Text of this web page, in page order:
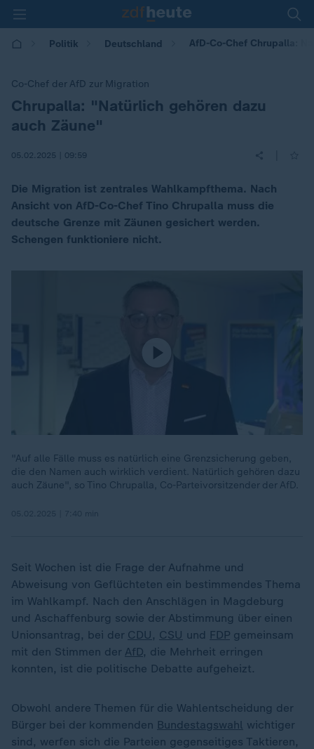
Politik Deutschland AfD-Co-Chef Chrupalla:
Co-Chef der AfD zur Migration
:
Chrupalla: "Natürlich gehören dazu
auch Zäune"
05.02.2025 | 09:59
Die Migration ist zentrales Wahlkampfthema. Nach
Ansicht von AfD-Co-Chef Tino Chrupalla muss die
deutsche Grenze mit Zäunen gesichert werden.
Schengen funktioniere nicht.
"Auf alle Fälle muss es natürlich eine Grenzsicherung geben,
die den Namen auch wirklich verdient. Natürlich gehören dazu
auch Zäune", so Tino Chrupalla, Co-Parteivorsitzender der AfD.
Seit Wochen ist die Frage der Aufnahme und
Abweisung von Geflüchteten ein bestimmendes Thema
im Wahlkampf. Nach den Anschlägen in Magdeburg
und Aschaffenburg sowie der Abstimmung über einen
Unionsantrag, bei der CDU , CSU und FDP gemeinsam
mit den Stimmen der AfD, die Mehrheit erringen
konnten, ist die politische Debatte aufgeheizt.
Obwohl andere Themen für die Wahlentscheidung der
Bürger bei der kommenden Bundestagswahl wichtiger
sind, werfen sich die Parteien gegenseitiges Taktieren,